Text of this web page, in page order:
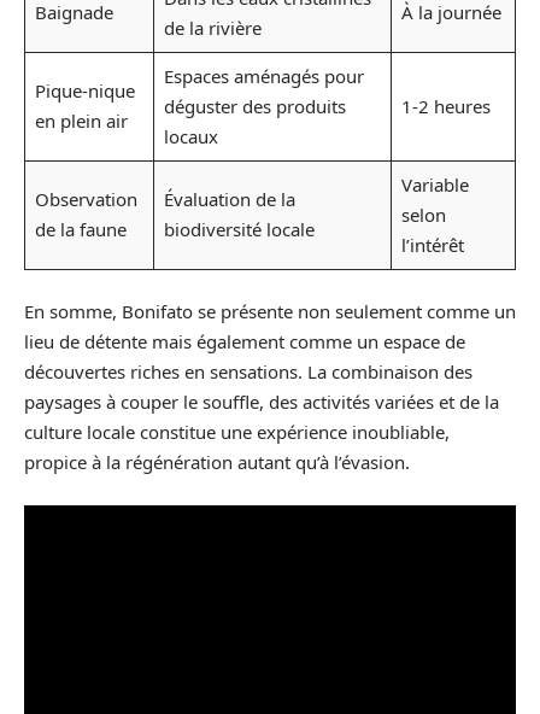
Baignade
de la rivière
À la journée
Pique-nique
en plein air
Espaces aménagés pour
déguster des produits
locaux
1-2 heures
Observation
de la faune
Évaluation de la
biodiversité locale
Variable
selon
l’intérêt
En somme, Bonifato se présente non seulement comme un
lieu de détente mais également comme un espace de
découvertes riches en sensations. La combinaison des
paysages à couper le souffle, des activités variées et de la
culture locale constitue une expérience inoubliable,
propice à la régénération autant qu’à l’évasion.